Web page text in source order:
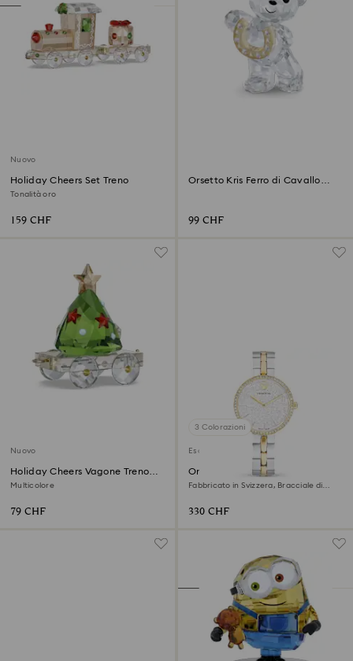
Nuovo
Holiday Cheers Set Treno
Tonalità oro
159 CHF
Orsetto Kris Ferro di Cavallo
99 CHF
Nuovo
Holiday Cheers Vagone Treno
Edizione Annuale 2026
Multicolore
79 CHF
3 Colorazioni
Esclusiva online
Orologio Cosmopolitan
Fabbricato in Svizzera, Bracciale di
330 CHF